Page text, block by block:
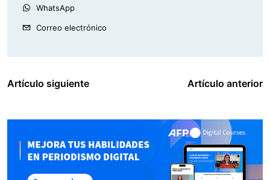
WhatsApp
Correo electrónico
Artículo siguiente Artículo anterior